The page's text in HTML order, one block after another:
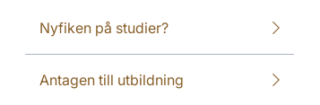
Nyfiken på studier?
Antagen till utbildning